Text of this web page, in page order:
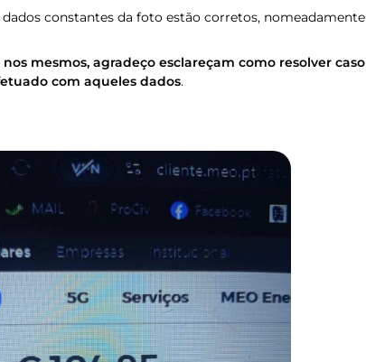
constantes da foto estão corretos, nomeadamente
mesmos, agradeço esclareçam como resolver caso
com aqueles dados.